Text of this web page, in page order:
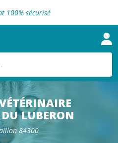
100% sécurisé
en clinique vétérinaire
vétérinaire
en clinique vétérinaire
en clinique
vétérinaire
LUBERON
84300